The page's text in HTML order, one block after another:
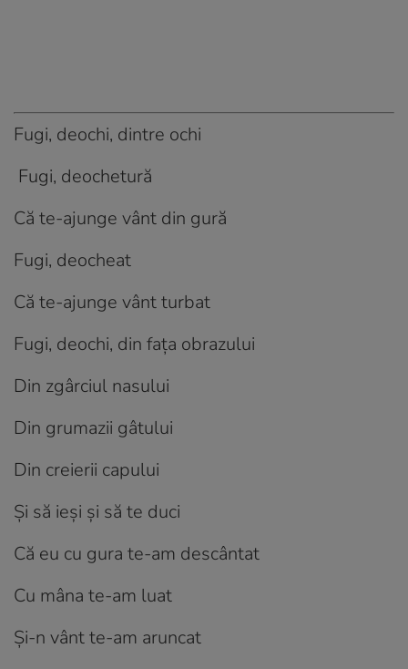
Fugi, deochi, dintre ochi
Fugi, deochetură
Că te-ajunge vânt din gură
Fugi, deocheat
Că te-ajunge vânt turbat
Fugi, deochi, din fața obrazului
Din zgârciul nasului
Din grumazii gâtului
Din creierii capului
Și să ieși și să te duci
Că eu cu gura te-am descântat
Cu mâna te-am luat
Și-n vânt te-am aruncat